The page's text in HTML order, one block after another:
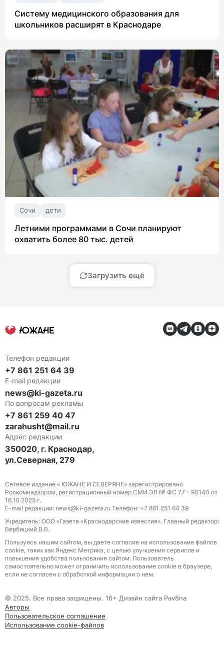
Систему медицинского образования для
школьников расширят в Краснодаре
Сочи дети
Летними программами в Сочи планируют
охватить более 80 тыс. детей
Загрузить ещё
Телефон редакции
+7 861 251 64 39
E-mail редакции
news@ki-gazeta.ru
По вопросам рекламы
+7 861 259 40 47
zarahusht@mail.ru
Адрес редакции
350020, г. Краснодар,
ул.Северная, 279
Сетевое издание « ЮЖАНЕ И СЕВЕРЯНЕ» зарегистрировано
Роскомнадзором, регистрационный номер СМИ ЭЛ № ФС 77 - 90140 от
16.10.2025 г.
E-mail редакции: news@ki-gazeta.ru Телефон: +7 861 251 64 39
Учредитель: ООО «Газета «Краснодарские известия». Главный редактор:
Вербицкий В.В.
Пользуясь нашим сайтом, вы даете согласие на использование файлов
сооkіе, таких как Яндекс Метрика, с целью улучшения сервисов и
повышения удобства пользования сайтом. Пользователь
самостоятельно может ограничить использование сооkіе в браузере,
если не согласен с обработкой информации о нем.
© 2025. Все права защищены. 16+ Дизайн сайта Pav8na
Авторы
Пользовательское соглашение
Использование cookie-файлов